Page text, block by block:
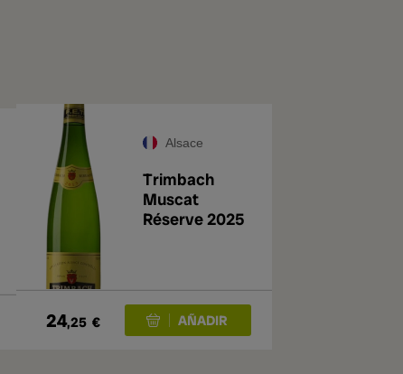
Alsace
Trimbach
Muscat
Réserve 2025
24,25 €